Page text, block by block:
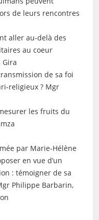
de leurs rencontres
aller au-delà des
au coeur
Gira
de sa foi
religieux ? Mgr
les fruits du
par Marie-Hélène
en vue d’un
: témoigner de sa
Philippe Barbarin,